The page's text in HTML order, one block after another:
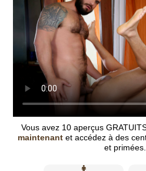
Vous avez 10aperçus
maintenant et accédez à des
et primées.